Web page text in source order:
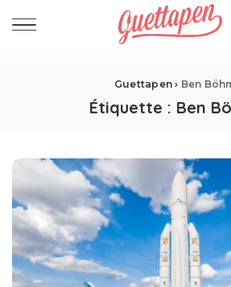
Guettapen › Ben
Étiquette : Ben